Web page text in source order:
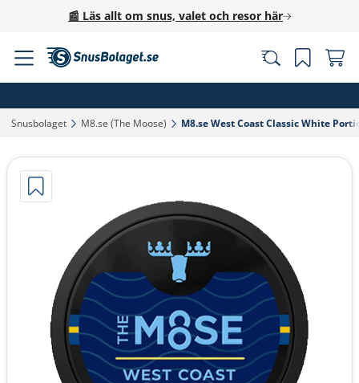
📰 Läs allt om snus, valet och resor här
Snusbolaget‎ M8.se (The Moose)‎ M8.se West Coast Classic White